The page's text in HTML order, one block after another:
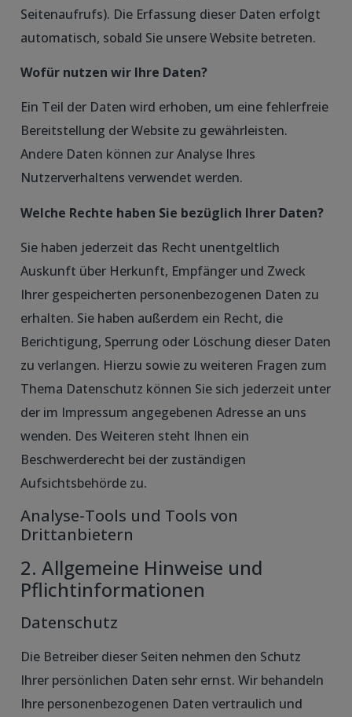
Seitenaufrufs). Die Erfassung dieser Daten erfolgt
automatisch, sobald Sie unsere Website betreten.
Wofür nutzen wir Ihre Daten?
Ein Teil der Daten wird erhoben, um eine fehlerfreie
Bereitstellung der Website zu gewährleisten.
Andere Daten können zur Analyse Ihres
Nutzerverhaltens verwendet werden.
Welche Rechte haben Sie bezüglich Ihrer Daten?
Sie haben jederzeit das Recht unentgeltlich
Auskunft über Herkunft, Empfänger und Zweck
Ihrer gespeicherten personenbezogenen Daten zu
erhalten. Sie haben außerdem ein Recht, die
Berichtigung, Sperrung oder Löschung dieser Daten
zu verlangen. Hierzu sowie zu weiteren Fragen zum
Thema Datenschutz können Sie sich jederzeit unter
der im Impressum angegebenen Adresse an uns
wenden. Des Weiteren steht Ihnen ein
Beschwerderecht bei der zuständigen
Aufsichtsbehörde zu.
Analyse-Tools und Tools von
Drittanbietern
2. Allgemeine Hinweise und
Pflichtinformationen
Datenschutz
Die Betreiber dieser Seiten nehmen den Schutz
Ihrer persönlichen Daten sehr ernst. Wir behandeln
Ihre personenbezogenen Daten vertraulich und